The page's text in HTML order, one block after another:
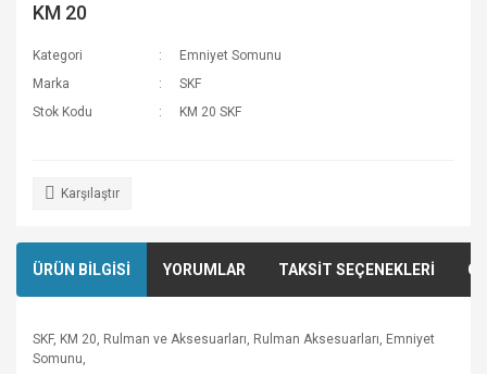
KM 20
Kategori
Emniyet Somunu
Marka
SKF
Stok Kodu
KM 20 SKF
Karşılaştır
ÜRÜN BİLGİSİ YORUMLAR TAKSİT SEÇENEKLERİ
SKF, KM 20, Rulman ve Aksesuarları, Rulman Aksesuarları, Emniyet
Somunu,